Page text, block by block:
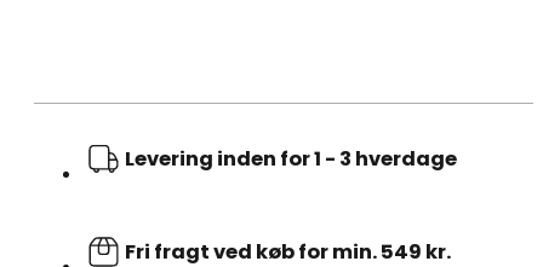
Levering inden for 1 - 3 hverdage
Fri fragt ved køb for min. 549 kr.